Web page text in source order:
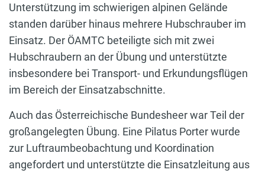
Unterstützung im schwierigen alpinen Gelände
standen darüber hinaus mehrere Hubschrauber im
Einsatz. Der ÖAMTC beteiligte sich mit zwei
Hubschraubern an der Übung und unterstützte
insbesondere bei Transport- und Erkundungsflügen
im Bereich der Einsatzabschnitte.
Auch das Österreichische Bundesheer war Teil der
großangelegten Übung. Eine Pilatus Porter wurde
zur Luftraumbeobachtung und Koordination
angefordert und unterstützte die Einsatzleitung aus